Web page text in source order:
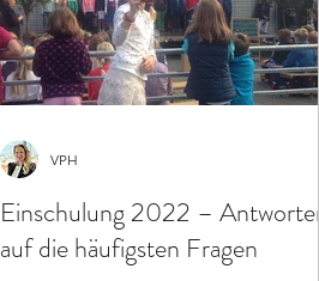
Einschulung 2022 – Antworten
auf die häufigsten Fragen
VPH